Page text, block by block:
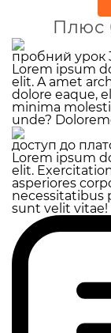
Плюс
пробний урок
Lorem ipsum
elit. A amet
dolore eaque,
minima
unde?
доступ до
Lorem ipsum
elit.
asperiores
necessitatibus
sunt velit vitae!